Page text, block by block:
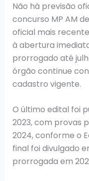
Não há previsão
concurso MP AM
oficial mais
à abertura
prorrogado até
órgão continue
cadastro vigente.
O último edital foi
2023, com provas
2024, conforme o
final foi divulgado
prorrogada em